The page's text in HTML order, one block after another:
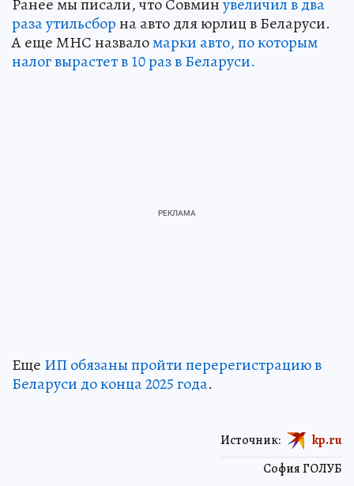
Ранее мы писали, что Совминувеличил в два
раза утильсборна авто для юрлиц в Беларуси.
А еще МНС назваломарки авто, по которым
налог вырастет в 10 раз в Беларуси.
Еще ИП обязаны пройти перерегистрацию в
Беларуси до конца 2025 года.
София ГОЛУБ
Источник: kp.ru